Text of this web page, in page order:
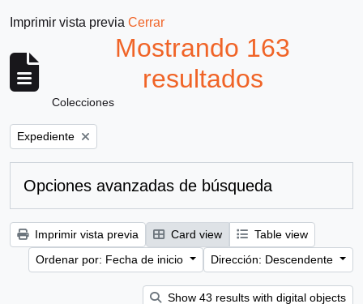
Imprimir vista previa Cerrar
Mostrando 163
resultados
Colecciones
Remove filter:
Expediente
Opciones avanzadas de búsqueda
Imprimir vista previa Card view
Table view
Ordenar por: Fecha de inicio
Dirección: Descendente
Show 43 results with digital objects